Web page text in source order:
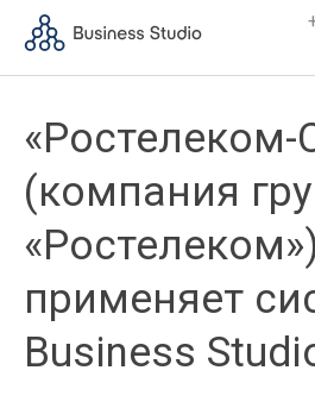
«Ростелеком-
(компания
применяет
Business